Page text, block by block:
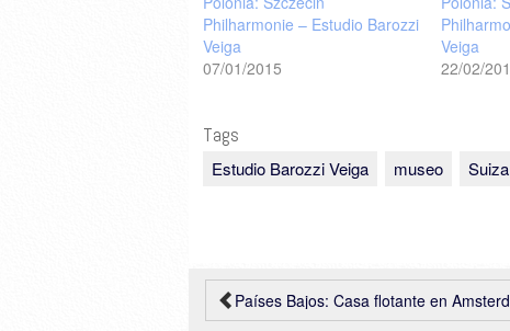
Philharmonie – Estudio Barozzi
Veiga
07/01/2015
Veiga
22/02/
Tags
Estudio Barozzi Veiga museo Suiza
Países Bajos: Casa flotante en Amsterdam – i29